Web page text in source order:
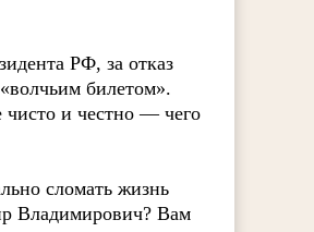
РФ, за отказ
билетом».
и честно — чего
сломать жизнь
Владимирович? Вам